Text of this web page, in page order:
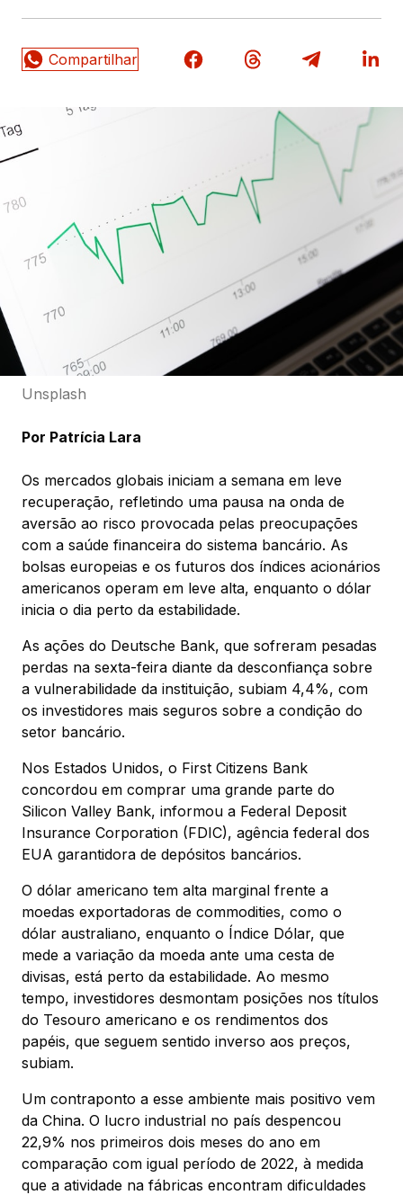
Unsplash
Por Patrícia Lara
Os mercados globais iniciam a semana em leve
recuperação, refletindo uma pausa na onda de
aversão ao risco provocada pelas preocupações
com a saúde financeira do sistema bancário. As
bolsas europeias e os futuros dos índices acionários
americanos operam em leve alta, enquanto o dólar
inicia o dia perto da estabilidade.
As ações do Deutsche Bank, que sofreram pesadas
perdas na sexta-feira diante da desconfiança sobre
a vulnerabilidade da instituição, subiam 4,4%, com
os investidores mais seguros sobre a condição do
setor bancário.
Nos Estados Unidos, o First Citizens Bank
concordou em comprar uma grande parte do
Silicon Valley Bank, informou a Federal Deposit
Insurance Corporation (FDIC), agência federal dos
EUA garantidora de depósitos bancários.
O dólar americano tem alta marginal frente a
moedas exportadoras de commodities, como o
dólar australiano, enquanto o Índice Dólar, que
mede a variação da moeda ante uma cesta de
divisas, está perto da estabilidade. Ao mesmo
tempo, investidores desmontam posições nos títulos
do Tesouro americano e os rendimentos dos
papéis, que seguem sentido inverso aos preços,
subiam.
Um contraponto a esse ambiente mais positivo vem
da China. O lucro industrial no país despencou
22,9% nos primeiros dois meses do ano em
comparação com igual período de 2022, à medida
que a atividade na fábricas encontram dificuldades